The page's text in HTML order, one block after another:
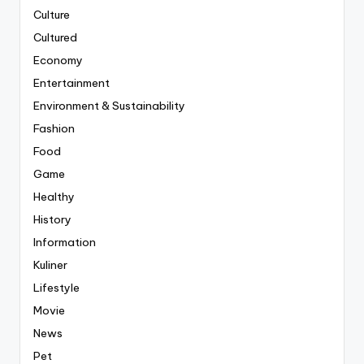
Culture
Cultured
Economy
Entertainment
Environment & Sustainability
Fashion
Food
Game
Healthy
History
Information
Kuliner
Lifestyle
Movie
News
Pet